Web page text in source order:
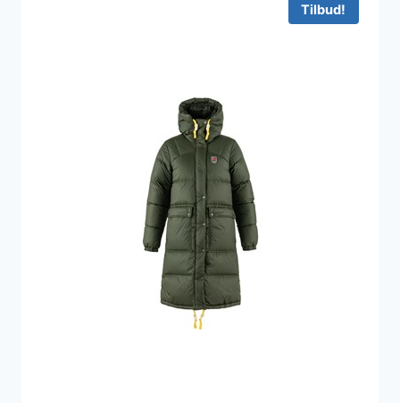
Tilbud!